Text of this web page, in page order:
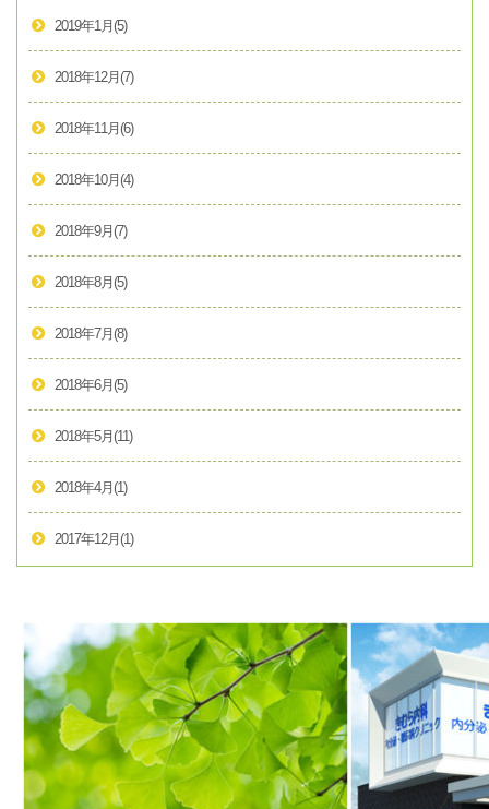
2019年1月 (5)
2018年12月 (7)
2018年11月 (6)
2018年10月 (4)
2018年9月 (7)
2018年8月 (5)
2018年7月 (8)
2018年6月 (5)
2018年5月 (11)
2018年4月 (1)
2017年12月 (1)